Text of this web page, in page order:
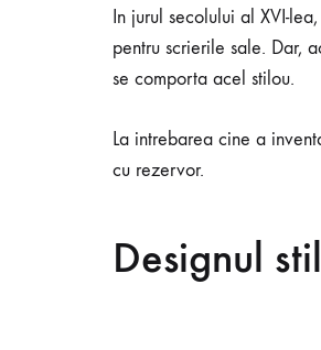
In jurul secolului al XVI-
pentru scrierile sale. Dar,
se comporta acel stilou.
La intrebarea cine a
cu rezervor.
Designul